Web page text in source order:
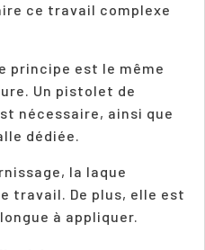
ce travail complexe
principe est le même
Un pistolet de
nécessaire, ainsi que
dédiée.
la laque
travail. De plus, elle est
à appliquer.